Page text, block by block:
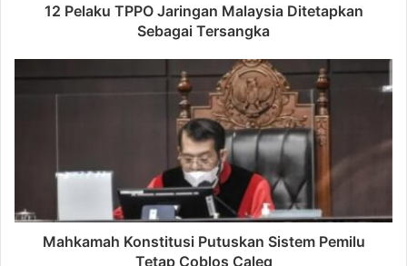
12 Pelaku TPPO Jaringan Malaysia Ditetapkan
Sebagai Tersangka
Mahkamah Konstitusi Putuskan Sistem Pemilu
Tetap Coblos Caleg